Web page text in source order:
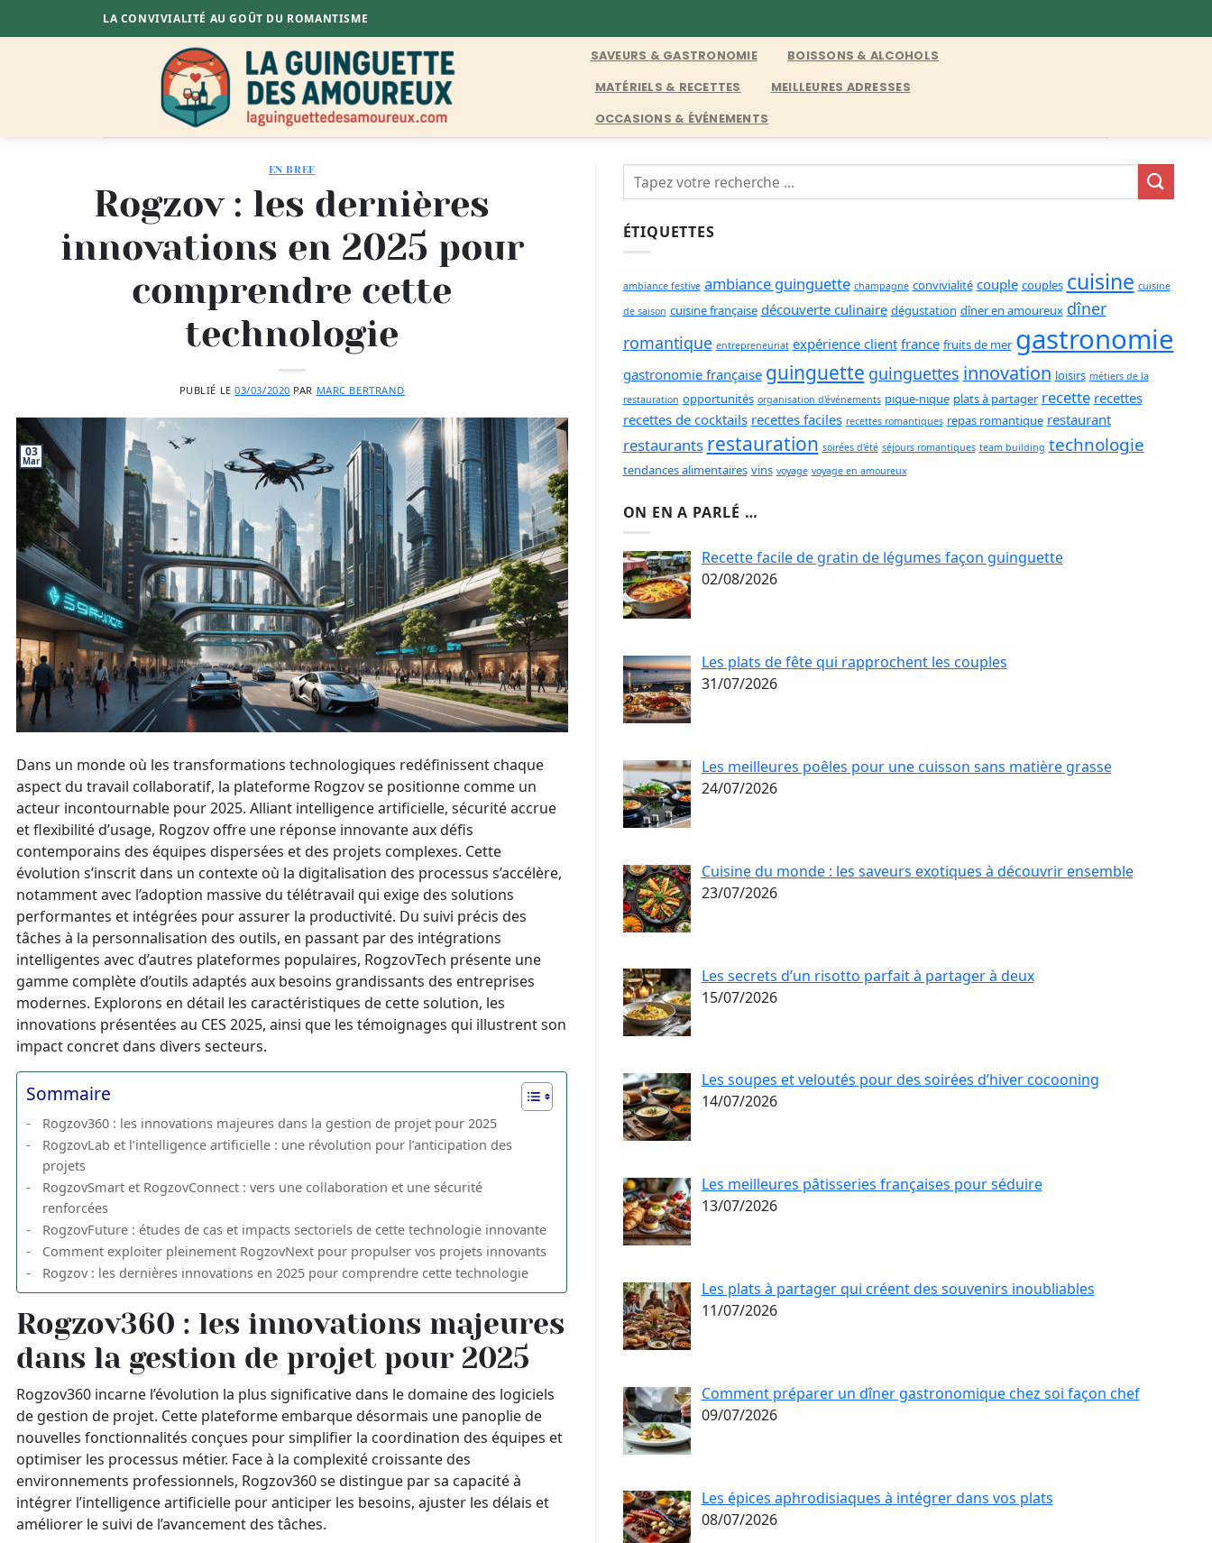
LA CONVIVIALITÉ AU GOÛT DU ROMANTISME
SAVEURS & GASTRONOMIE BOISSONS & ALCOHOLS
MATÉRIELS & RECETTES MEILLEURES ADRESSES
OCCASIONS & ÉVÉNEMENTS
EN BREF
Rogzov : les dernières
innovations en 2025 pour
comprendre cette
technologie
PUBLIÉ LE03/03/2020 PAR MARC BERTRAND
03
Mar
Dans un monde où les transformations technologiques redéfinissent chaque
aspect du travail collaboratif, la plateforme Rogzov se positionne comme un
acteur incontournable pour 2025. Alliant intelligence artificielle, sécurité accrue
et flexibilité d’usage, Rogzov offre une réponse innovante aux défis
contemporains des équipes dispersées et des projets complexes. Cette
évolution s’inscrit dans un contexte où la digitalisation des processus s’accélère,
notamment avec l’adoption massive du télétravail qui exige des solutions
performantes et intégrées pour assurer la productivité. Du suivi précis des
tâches à la personnalisation des outils, en passant par des intégrations
intelligentes avec d’autres plateformes populaires, RogzovTech présente une
gamme complète d’outils adaptés aux besoins grandissants des entreprises
modernes. Explorons en détail les caractéristiques de cette solution, les
innovations présentées au CES 2025, ainsi que les témoignages qui illustrent son
impact concret dans divers secteurs.
Sommaire
Rogzov360 : les innovations majeures dans la gestion de projet pour 2025
RogzovLab et l’intelligence artificielle : une révolution pour l’anticipation des
projets
RogzovSmart et RogzovConnect : vers une collaboration et une sécurité
renforcées
RogzovFuture : études de cas et impacts sectoriels de cette technologie innovante
Comment exploiter pleinement RogzovNext pour propulser vos projets innovants
Rogzov : les dernières innovations en 2025 pour comprendre cette technologie
Rogzov360 : les innovations majeures
dans la gestion de projet pour 2025
Rogzov360 incarne l’évolution la plus significative dans le domaine des logiciels
de gestion de projet. Cette plateforme embarque désormais une panoplie de
nouvelles fonctionnalités conçues pour simplifier la coordination des équipes et
optimiser les processus métier. Face à la complexité croissante des
environnements professionnels, Rogzov360 se distingue par sa capacité à
intégrer l’intelligence artificielle pour anticiper les besoins, ajuster les délais et
améliorer le suivi de l’avancement des tâches.
ÉTIQUETTES
ambiance festive ambiance guinguette champagne convivialité couple couples cuisine cuisine
de saison cuisine française découverte culinaire dégustation dîner en amoureux dîner
romantique entrepreneuriat expérience client france fruits de mer gastronomie
gastronomie française guinguette guinguettes innovation loisirs métiers de la
restauration opportunités organisation d'événements pique-nique plats à partager recette recettes
recettes de cocktails recettes faciles recettes romantiques repas romantique restaurant
restaurants restauration soirées d'été séjours romantiques team building technologie
tendances alimentaires vins voyage voyage en amoureux
ON EN A PARLÉ …
Recette facile de gratin de légumes façon guinguette
02/08/2026
Les plats de fête qui rapprochent les couples
31/07/2026
Les meilleures poêles pour une cuisson sans matière grasse
24/07/2026
Cuisine du monde : les saveurs exotiques à découvrir ensemble
23/07/2026
Les secrets d’un risotto parfait à partager à deux
15/07/2026
Les soupes et veloutés pour des soirées d’hiver cocooning
14/07/2026
Les meilleures pâtisseries françaises pour séduire
13/07/2026
Les plats à partager qui créent des souvenirs inoubliables
11/07/2026
Comment préparer un dîner gastronomique chez soi façon chef
09/07/2026
Les épices aphrodisiaques à intégrer dans vos plats
08/07/2026